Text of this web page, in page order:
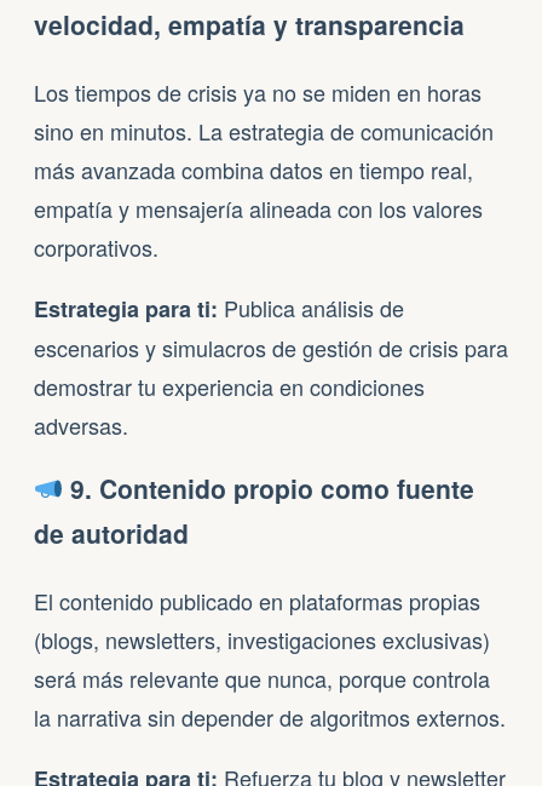
velocidad, empatía y transparencia
Los tiempos de crisis ya no se miden en horas
sino en minutos. La estrategia de comunicación
más avanzada combina datos en tiempo real,
empatía y mensajería alineada con los valores
corporativos.
Estrategia para ti: Publica análisis de
escenarios y simulacros de gestión de crisis para
demostrar tu experiencia en condiciones
adversas.
9. Contenido propio como fuente
de autoridad
El contenido publicado en plataformas propias
(blogs, newsletters, investigaciones exclusivas)
será más relevante que nunca, porque controla
la narrativa sin depender de algoritmos externos.
Estrategia para ti: Refuerza tu blog y newsletter